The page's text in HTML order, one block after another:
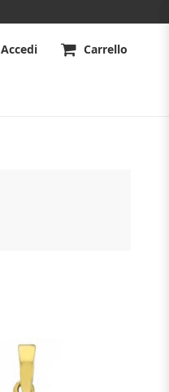
Accedi Carrello